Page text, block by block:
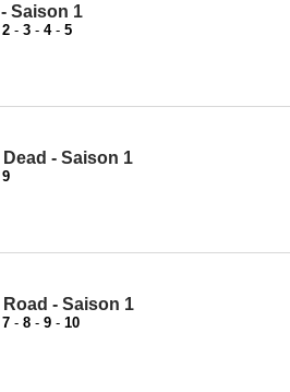
Saison 1
2 - 3 - 4- 5
- Saison 1
9
- Saison 1
7 - 8 - 9 - 10